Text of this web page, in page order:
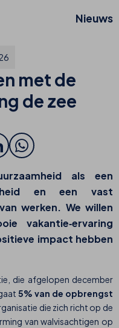
Nieuws
met de
de zee
als een
en een vast
werken. We willen
vakantie‑ervaring
impact hebben
die afgelopen december
gaat 5% van de opbrengst
die zich richt op de
van walvisachtigen op